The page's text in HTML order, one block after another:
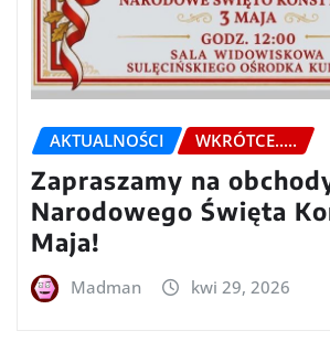
AKTUALNOŚCI WKRÓTCE.....
Zapraszamy na
Narodowego Święta
Maja!
Madman kwi 29, 2026